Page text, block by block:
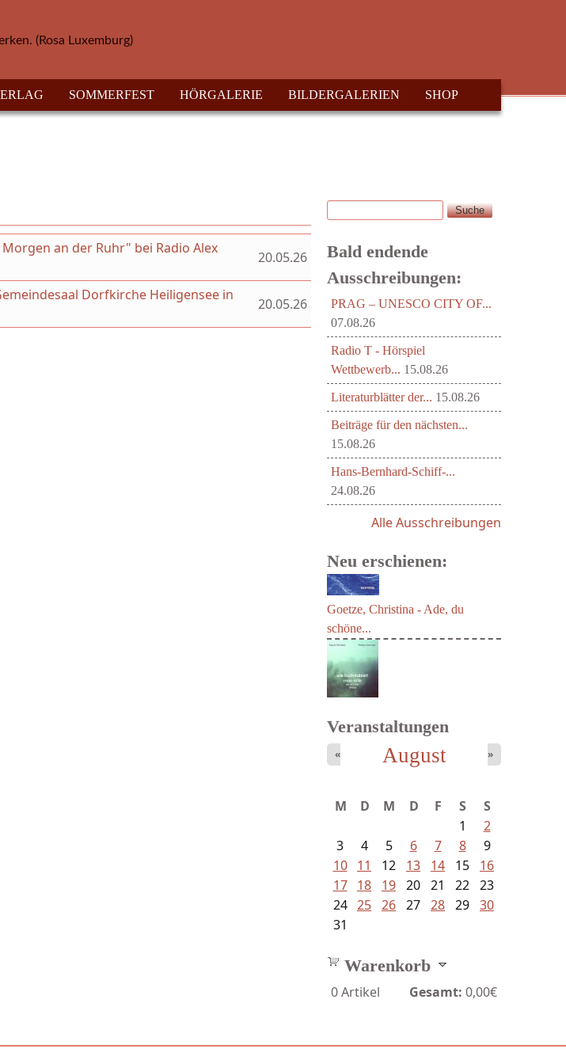
(Rosa Luxemburg)
SOMMERFEST HÖRGALERIE BILDERGALERIEN SHOP
an der Ruhr" bei Radio Alex
20.05.26
Dorfkirche Heiligensee in
20.05.26
Suchformular
Suche
Bald endende
Ausschreibungen:
PRAG – UNESCO CITY OF...
07.08.26
Radio T - Hörspiel
Wettbewerb... 15.08.26
Literaturblätter der... 15.08.26
Beiträge für den nächsten...
15.08.26
Hans-Bernhard-Schiff-...
24.08.26
Alle Ausschreibungen
Neu erschienen:
Goetze, Christina - Ade, du
schöne...
Veranstaltungen
August
« »
M D M D F S
S
1
2
3
4 5 6 7 8
9
10
11 12 13 14 15
16
17
18 19 20 21 22 23
24 25 26 27 28 29 30
31
Warenkorb
0Artikel Gesamt: 0,00€